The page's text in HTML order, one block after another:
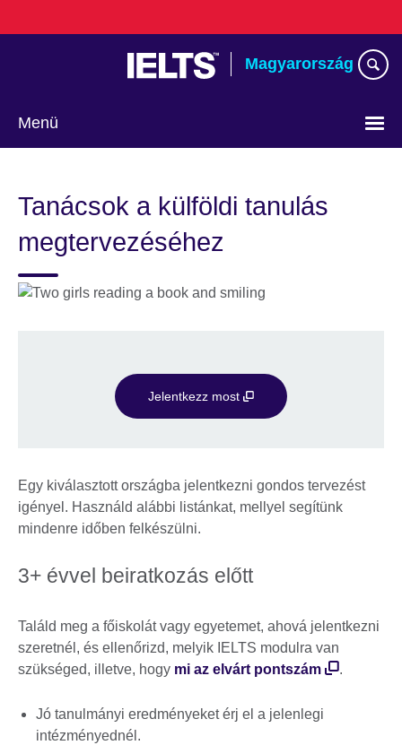
to
Magyarország
Menü
Tanácsok a külföldi tanulás
megtervezéséhez
Jelentkezz most
Egy kiválasztott országba jelentkezni gondos tervezést
igényel. Használd alábbi listánkat, mellyel segítünk
mindenre időben felkészülni.
3+ évvel beiratkozás előtt
Találd meg a főiskolát vagy egyetemet, ahová jelentkezni
szeretnél, és ellenőrizd, melyik IELTS modulra van
szükséged, illetve, hogy mi az elvárt pontszám .
Jó tanulmányi eredményeket érj el a jelenlegi
intézményednél.